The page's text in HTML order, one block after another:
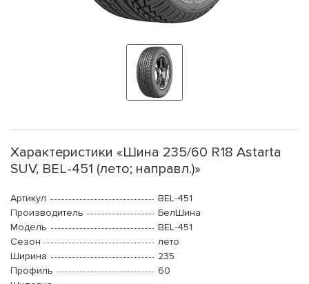
Характеристики «Шина 235/60 R18 Astarta
SUV, BEL-451 (лето; направл.)»
Артикул
BEL-451
Производитель
БелШина
Модель
BEL-451
Сезон
лето
Ширина
235
Профиль
60